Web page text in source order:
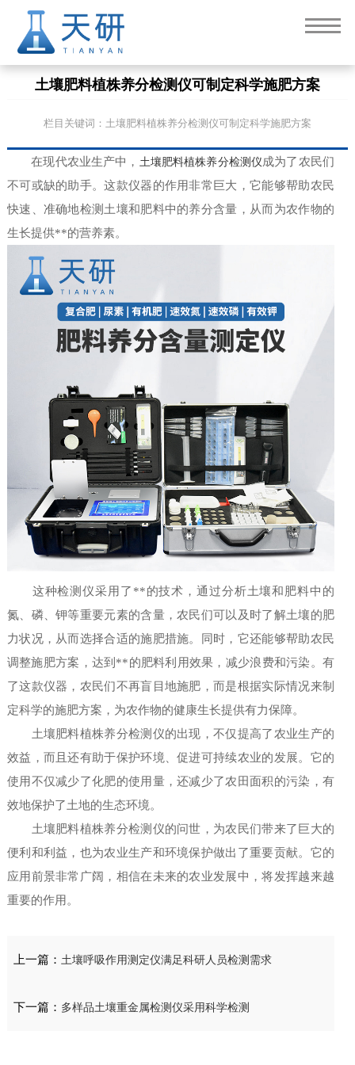
土壤肥料植株养分检测仪可制定科学施肥方案
栏目关键词：土壤肥料植株养分检测仪可制定科学施肥方案
在现代农业生产中， 土壤肥料植株养分检测仪成为了农民们
不可或缺的助手。这款仪器的作用非常巨大，它能够帮助农民
快速、准确地检测土壤和肥料中的养分含量，从而为农作物的
生长提供**的营养素。
这种检测仪采用了**的技术，通过分析土壤和肥料中的
氮、磷、钾等重要元素的含量，农民们可以及时了解土壤的肥
力状况，从而选择合适的施肥措施。同时，它还能够帮助农民
调整施肥方案，达到**的肥料利用效果，减少浪费和污染。有
了这款仪器，农民们不再盲目地施肥，而是根据实际情况来制
定科学的施肥方案，为农作物的健康生长提供有力保障。
土壤肥料植株养分检测仪的出现，不仅提高了农业生产的
效益，而且还有助于保护环境、促进可持续农业的发展。它的
使用不仅减少了化肥的使用量，还减少了农田面积的污染，有
效地保护了土地的生态环境。
土壤肥料植株养分检测仪的问世，为农民们带来了巨大的
便利和利益，也为农业生产和环境保护做出了重要贡献。它的
应用前景非常广阔，相信在未来的农业发展中，将发挥越来越
重要的作用。
上一篇：土壤呼吸作用测定仪满足科研人员检测需求
下一篇： 多样品土壤重金属检测仪采用科学检测